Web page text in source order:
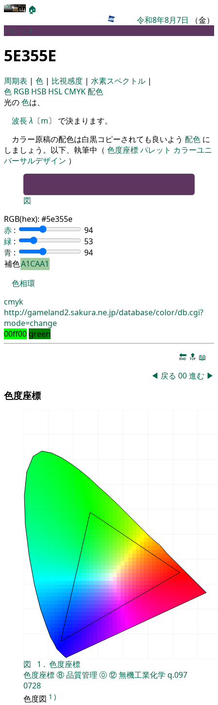
🏠
令和8年8月7日 （金）
パレット
5E355E
周期表 | 色 | 比視感度 | 水素スペクトル |
色 RGB HSB HSL CMYK配色
光の色は、
波長λ 〔m〕 で決まります。
カラー原稿の配色は白黒コピーされても良いよう 配色 に
しましょう。以下、執筆中（ 色度座標パレット カラーユニ
バーサルデザイン ）
図
RGB(hex): #5e355e
赤 :
94
緑 :
53
青 :
94
補色A1CAA1
色相環
cmyk
http://gameland2.sakura.ne.jp/database/color/db.cgi?
mode=change
00ff00 green
🔚 🔝 📖
◀ 戻る 00進む ▶
色度座標
図 1 . 色度座標
色度座標⑧品質管理 ⓪⑫無機工業化学 q.097
0728
色度図 1 )